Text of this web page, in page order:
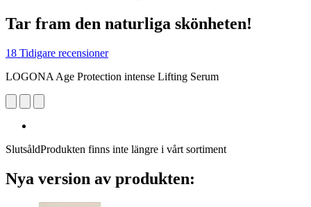
Tar fram den naturliga skönheten!
18 Tidigare recensioner
LOGONA Age Protection intense Lifting Serum
SlutsåldProdukten finns inte längre i vårt sortiment
Nya version av produkten: